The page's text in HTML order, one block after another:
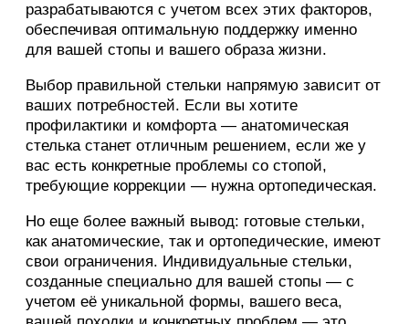
разрабатываются с учетом всех этих факторов,
обеспечивая оптимальную поддержку именно
для вашей стопы и вашего образа жизни.
Выбор правильной стельки напрямую зависит от
ваших потребностей. Если вы хотите
профилактики и комфорта — анатомическая
стелька станет отличным решением, если же у
вас есть конкретные проблемы со стопой,
требующие коррекции — нужна ортопедическая.
Но еще более важный вывод: готовые стельки,
как анатомические, так и ортопедические, имеют
свои ограничения. Индивидуальные стельки,
созданные специально для вашей стопы — с
учетом её уникальной формы, вашего веса,